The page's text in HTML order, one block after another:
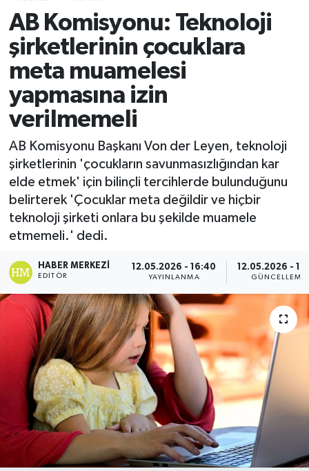
AB Komisyonu: Teknoloji
şirketlerinin çocuklara
meta muamelesi
yapmasına izin
verilmemeli
AB Komisyonu Başkanı Von der Leyen, teknoloji
şirketlerinin 'çocukların savunmasızlığından kar
elde etmek' için bilinçli tercihlerde bulunduğunu
belirterek 'Çocuklar meta değildir ve hiçbir
teknoloji şirketi onlara bu şekilde muamele
etmemeli.' dedi.
HABER MERKEZI
EDITÖR
12.05.2026 - 16:40
YAYINLANMA
12.05.2026 -
GÜNCELLEME